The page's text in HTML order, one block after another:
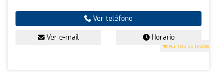
4.7 (89 opiniones)
Ver teléfono
Ver e-mail Horario